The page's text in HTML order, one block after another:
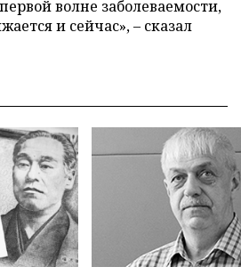
волне заболеваемости,
и сейчас», – сказал